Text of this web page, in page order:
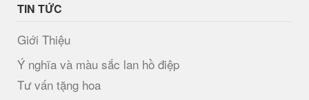
TIN TỨC
Giới Thiệu
Ý nghĩa và màu sắc lan hồ điệp
Tư vấn tặng hoa